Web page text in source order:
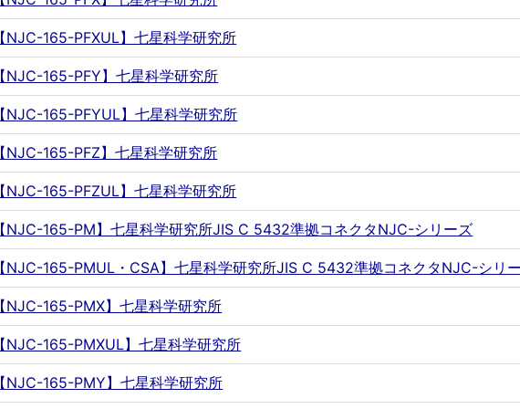
【NJC-165-PFXUL】七星科学研究所
【NJC-165-PFY】七星科学研究所
【NJC-165-PFYUL】七星科学研究所
【NJC-165-PFZ】七星科学研究所
【NJC-165-PFZUL】七星科学研究所
【NJC-165-PM】七星科学研究所JIS C 5432準拠コネクタNJC-シリーズ
【NJC-165-PMUL・CSA】七星科学研究所JIS C 5432準拠コネクタNJC-シリ
【NJC-165-PMX】七星科学研究所
【NJC-165-PMXUL】七星科学研究所
【NJC-165-PMY】七星科学研究所